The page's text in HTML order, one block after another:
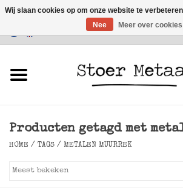
Klantenservice
Verlichting
Producten getagd met
HOME / TAGS / METALEN MUURREK
Wij slaan cookies op om onze website te
Nee
Meer over cookies